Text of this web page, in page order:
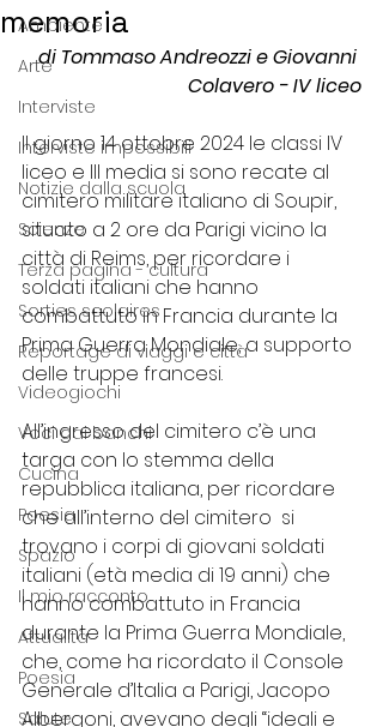
Ambiente
Arte
Interviste
Interviste impossibili
Notizie dalla scuola
Scienze
Terza pagina - cultura
Sorties scolaires
Reportage di viaggi e città
Videogiochi
Voci dai banchi
Cucina
Poesia
Spazio
Il mio racconto
Attualità
Poesia
Salute
memoria
di Tommaso Andreozzi e Giovanni
Colavero - IV liceo
Il giorno 14 ottobre 2024 le classi IV
liceo e III media si sono recate al
cimitero militare italiano di Soupir,
situato a 2 ore da Parigi vicino la
città di Reims, per ricordare i
soldati italiani che hanno
combattuto in Francia durante la
Prima Guerra Mondiale, a supporto
delle truppe francesi.
All’ingresso del cimitero c’è una
targa con lo stemma della
repubblica italiana, per ricordare
che all’interno del cimitero  si
trovano i corpi di giovani soldati
italiani (età media di 19 anni) che
hanno combattuto in Francia
durante la Prima Guerra Mondiale,
che, come ha ricordato il Console
Generale d’Italia a Parigi, Jacopo
Albergoni, avevano degli “ideali e